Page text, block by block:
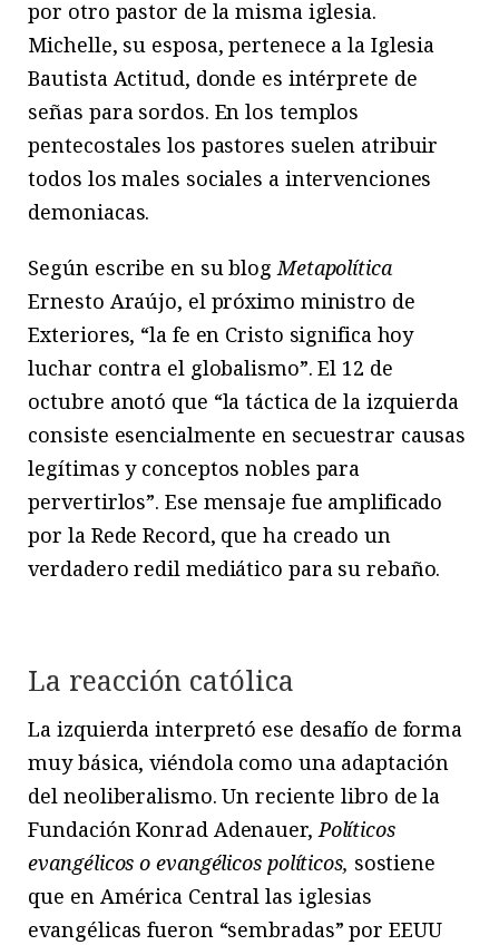
por otro pastor de la misma iglesia.
Michelle, su esposa, pertenece a la Iglesia
Bautista Actitud, donde es intérprete de
señas para sordos. En los templos
pentecostales los pastores suelen atribuir
todos los males sociales a intervenciones
demoniacas.
Según escribe en su blogMetapolítica
Ernesto Araújo, el próximo ministro de
Exteriores, “la fe en Cristo significa hoy
luchar contra el globalismo”. El 12 de
octubre anotó que “la táctica de la izquierda
consiste esencialmente en secuestrar causas
legítimas y conceptos nobles para
pervertirlos”. Ese mensaje fue amplificado
por la Rede Record, que ha creado un
verdadero redil mediático para su rebaño.
La reacción católica
La izquierda interpretó ese desafío de forma
muy básica, viéndola como una adaptación
del neoliberalismo. Un reciente libro de la
Fundación Konrad Adenauer, Políticos
evangélicos o evangélicos políticos, sostiene
que en América Central las iglesias
evangélicas fueron “sembradas” por EEUU